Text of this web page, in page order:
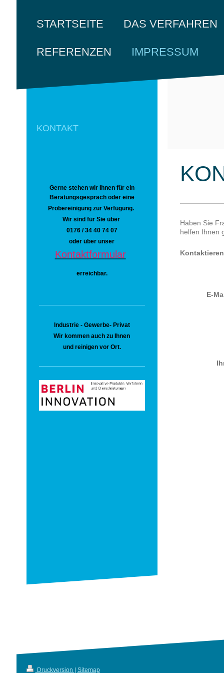
STARTSEITE DAS VERFAHREN
REFERENZEN IMPRESSUM
Haben Sie
helfen Ihnen
E-
KONTAKT
Gerne stehen wir Ihnen für ein
Beratungsgespräch oder eine
Probereinigung zur Verfügung.
Wir sind für Sie über
0176 / 34 40 74 07
oder über unser
Kontaktformular
erreichbar.
Industrie - Gewerbe- Privat
Wir kommen auch zu Ihnen
und reinigen vor Ort.
Druckversion | Sitemap